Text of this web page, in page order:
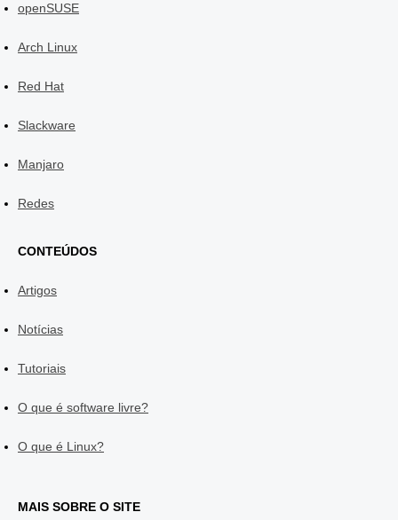
openSUSE
Arch Linux
Red Hat
Slackware
Manjaro
Redes
CONTEÚDOS
Artigos
Notícias
Tutoriais
O que é software livre?
O que é Linux?
MAIS SOBRE O SITE